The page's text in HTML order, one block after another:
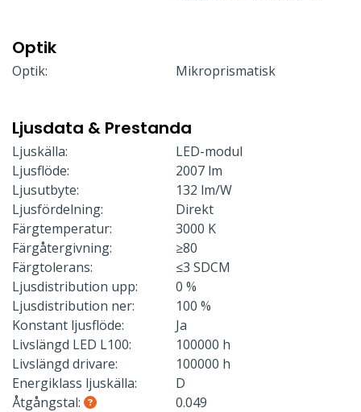
Optik
Optik: Mikroprismatisk
Ljusdata & Prestanda
Ljuskälla:
LED-modul
Ljusflöde:
2007 lm
Ljusutbyte:
132 lm/W
Ljusfördelning:
Direkt
Färgtemperatur:
3000 K
Färgåtergivning:
≥80
Färgtolerans:
≤3 SDCM
Ljusdistribution upp:
0 %
Ljusdistribution ner:
100 %
Konstant ljusflöde:
Ja
Livslängd LED L100:
100000 h
Livslängd drivare:
100000 h
Energiklass ljuskälla:
D
Åtgångstal:
0.049